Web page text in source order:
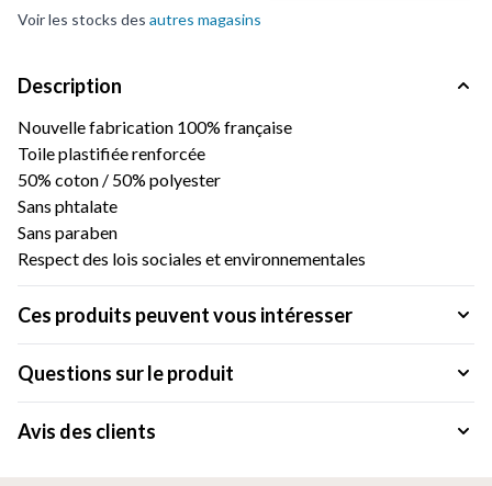
Voir les stocks des autres magasins
Description
Nouvelle fabrication 100% française
Toile plastifiée renforcée
50% coton / 50% polyester
Sans phtalate
Sans paraben
Respect des lois sociales et environnementales
Ces produits peuvent vous intéresser
Questions sur le produit
Avis des clients